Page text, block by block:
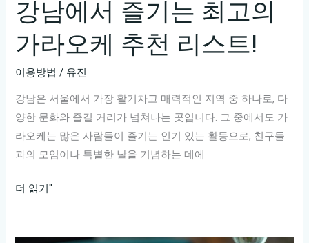
노
래
의
모
든
것!
강남에서 즐기는 최고의
가라오케 추천 리스트!
이용방법 / 유진
강남은 서울에서 가장 활기차고 매력적인 지역 중 하나로, 다
양한 문화와 즐길 거리가 넘쳐나는 곳입니다. 그 중에서도 가
라오케는 많은 사람들이 즐기는 인기 있는 활동으로, 친구들
과의 모임이나 특별한 날을 기념하는 데에
강
에
더 읽기"